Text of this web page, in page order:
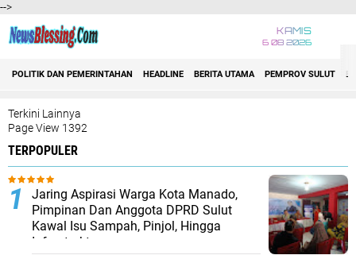
-->
KAMIS
6 08 2026
2021
Biaro
Bitung
Bolmong Raya
Event
Headline
Hukrim
Indonesia
Internasional
Manado
Minahasa
Minsel
POLITIK DAN PEMERINTAHAN HEADLINE BERITA UTAMA PEMPROV SULUT
Terkini Lainnya
Page View 1392
TERPOPULER
Jaring Aspirasi Warga Kota Manado,
Pimpinan Dan Anggota DPRD Sulut
Kawal Isu Sampah, Pinjol, Hingga
Infrastruktur